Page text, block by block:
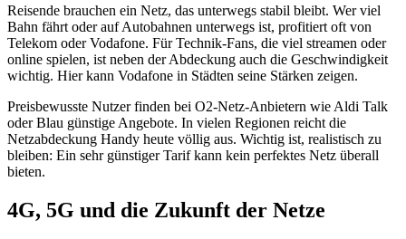
Reisende brauchen ein Netz, das unterwegs stabil bleibt. Wer viel
Bahn fährt oder auf Autobahnen unterwegs ist, profitiert oft von
Telekom oder Vodafone. Für Technik‑Fans, die viel streamen oder
online spielen, ist neben der Abdeckung auch die Geschwindigkeit
wichtig. Hier kann Vodafone in Städten seine Stärken zeigen.
Preisbewusste Nutzer finden bei O2‑Netz‑Anbietern wie Aldi Talk
oder Blau günstige Angebote. In vielen Regionen reicht die
Netzabdeckung Handy heute völlig aus. Wichtig ist, realistisch zu
bleiben: Ein sehr günstiger Tarif kann kein perfektes Netz überall
bieten.
4G, 5G und die Zukunft der Netze